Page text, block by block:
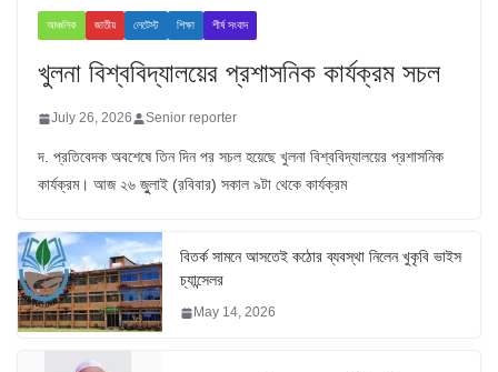
আঞ্চলিক জাতীয় লেটেস্ট শিক্ষা শীর্ষ সংবাদ
খুলনা বিশ্ববিদ্যালয়ের প্রশাসনিক কার্যক্রম সচল
July 26, 2026 Senior reporter
দ. প্রতিবেদক অবশেষে তিন দিন পর সচল হয়েছে খুলনা বিশ্ববিদ্যালয়ের প্রশাসনিক
কার্যক্রম। আজ ২৬ জুুলাই (রবিবার) সকাল ৯টা থেকে কার্যক্রম
বিতর্ক সামনে আসতেই কঠোর ব্যবস্থা নিলেন খুকৃবি ভাইস
চ্যান্সেলর
May 14, 2026